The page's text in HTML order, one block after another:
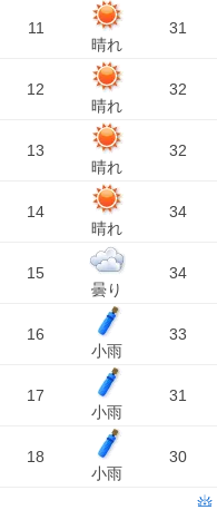
11
晴れ
31
12
晴れ
32
13
晴れ
32
14
晴れ
34
15
曇り
34
16
小雨
33
17
小雨
31
18
小雨
30